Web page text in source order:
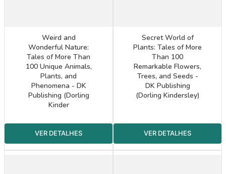
Weird and
Wonderful Nature:
Tales of More Than
100 Unique Animals,
Plants, and
Phenomena - DK
Publishing (Dorling
Kinder
Secret World of
Plants: Tales of More
Than 100
Remarkable Flowers,
Trees, and Seeds -
DK Publishing
(Dorling Kindersley)